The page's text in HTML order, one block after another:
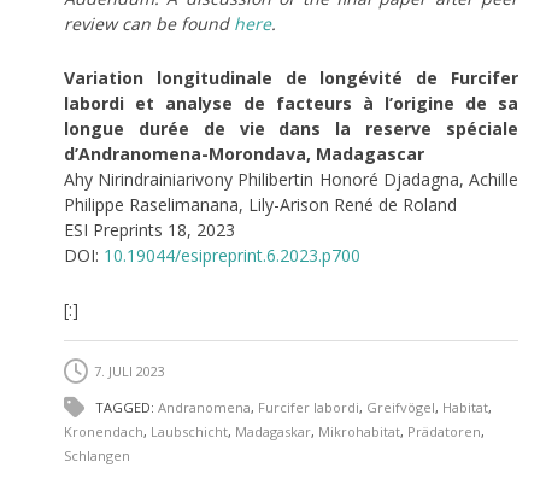
review can be found here.
Variation longitudinale de longévité de Furcifer
labordi et analyse de facteurs à l’origine de sa
longue durée de vie dans la reserve spéciale
d’Andranomena-Morondava, Madagascar
Ahy Nirindrainiarivony Philibertin Honoré Djadagna, Achille
Philippe Raselimanana, Lily-Arison René de Roland
ESI Preprints 18, 2023
DOI: 10.19044/esipreprint.6.2023.p700
[:]
7. JULI 2023
TAGGED: Andranomena, Furcifer labordi, Greifvögel, Habitat,
Kronendach, Laubschicht, Madagaskar, Mikrohabitat, Prädatoren,
Schlangen